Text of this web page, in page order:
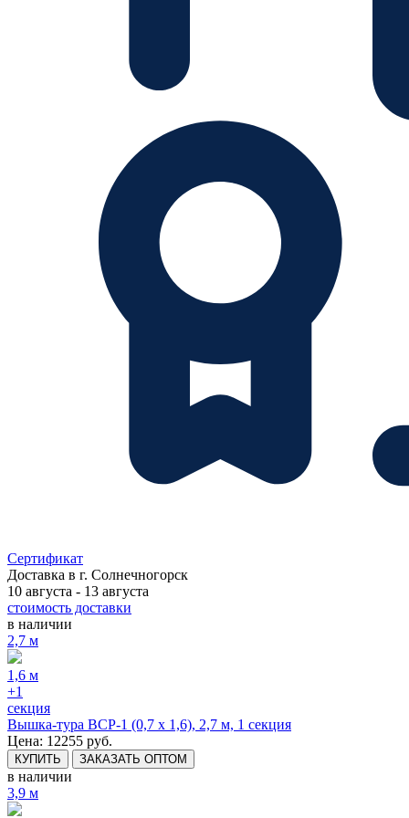
Сертификат
Доставка в г. Солнечногорск
10 августа - 13 августа
стоимость доставки
в наличии
2,7 м
1,6 м
+1
секция
Вышка-тура ВСР-1 (0,7 х 1,6), 2,7 м, 1 секция
Цена: 12255 руб.
КУПИТЬ ЗАКАЗАТЬ ОПТОМ
в наличии
3,9 м